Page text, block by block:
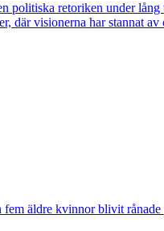
retoriken under
där visionerna har stannat
äldre kvinnor blivit rånade